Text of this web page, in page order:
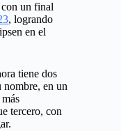
un final
, logrando
en el
tiene dos
nombre, en un
tercero, con